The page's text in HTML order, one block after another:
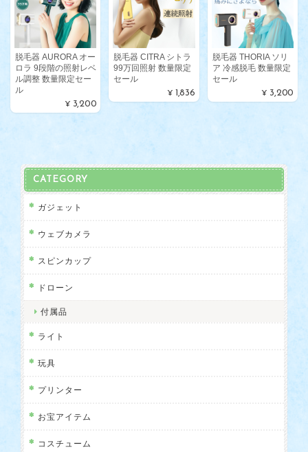
脱毛器 AURORA オー
ロラ 9段階の照射レベ
ル調整 数量限定セー
ル
¥3,200
脱毛器 CITRA シトラ
99万回照射 数量限定
セール
¥1,836
脱毛器 THORIA ソリ
ア 冷感脱毛 数量限定
セール
¥3,200
CATEGORY
ガジェット
ウェブカメラ
スピンカップ
ドローン
付属品
ライト
玩具
プリンター
お宝アイテム
コスチューム